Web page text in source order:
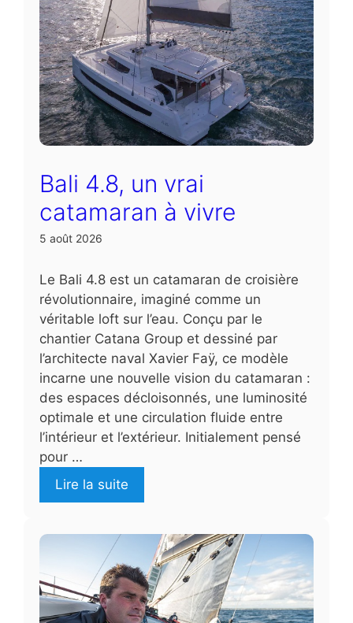
Bali 4.8, un vrai
catamaran à vivre
5 août 2026
Le Bali 4.8 est un catamaran de croisière
révolutionnaire, imaginé comme un
véritable loft sur l’eau. Conçu par le
chantier Catana Group et dessiné par
l’architecte naval Xavier Faÿ, ce modèle
incarne une nouvelle vision du catamaran :
des espaces décloisonnés, une luminosité
optimale et une circulation fluide entre
l’intérieur et l’extérieur. Initialement pensé
pour …
Lire la suite